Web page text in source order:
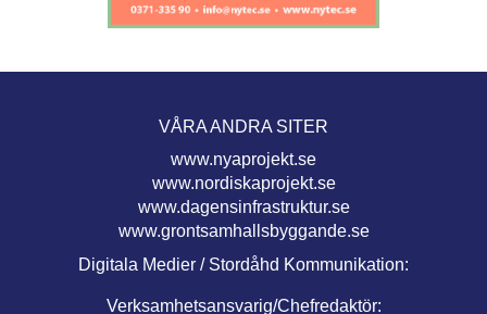
VÅRA ANDRA SITER
www.nyaprojekt.se
www.nordiskaprojekt.se
www.dagensinfrastruktur.se
www.grontsamhallsbyggande.se
Digitala Medier / Stordåhd Kommunikation:
Verksamhetsansvarig/Chefredaktör: